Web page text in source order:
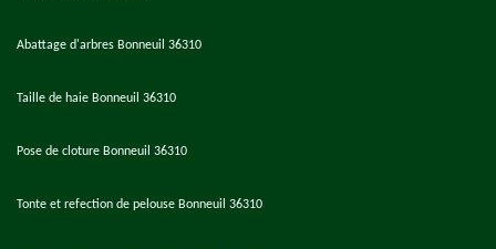
Abattage d'arbres Bonneuil 36310
Taille de haie Bonneuil 36310
Pose de cloture Bonneuil 36310
Tonte et refection de pelouse Bonneuil 36310